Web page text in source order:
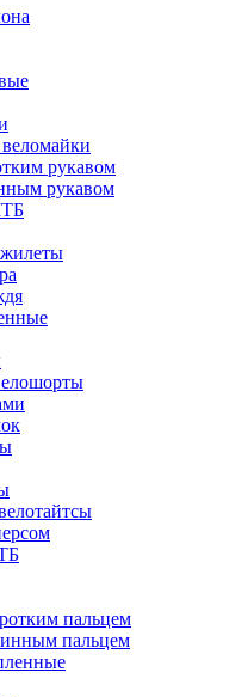
рукавом
рукавом
пальцем
пальцем